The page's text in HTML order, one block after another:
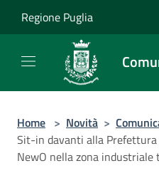
Regione Puglia
Home > Novità >
Sit-in davanti alla
NewO nella zona industriale